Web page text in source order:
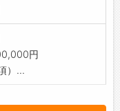
円
）...